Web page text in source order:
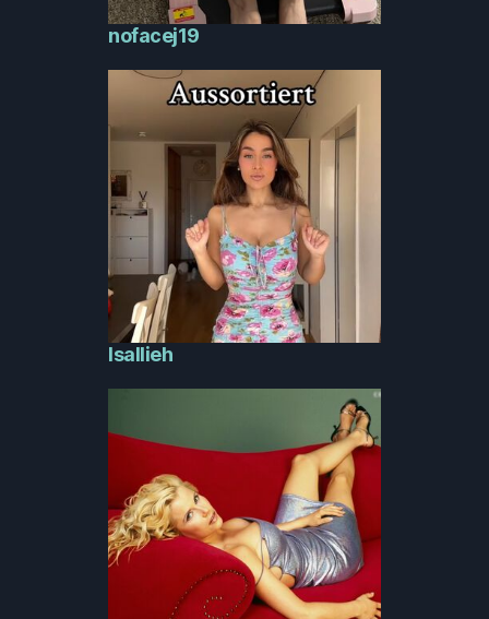
nofacej19
Isallieh